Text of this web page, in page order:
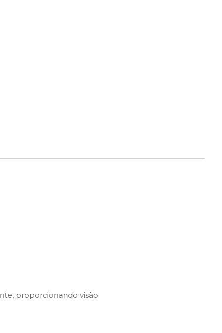
proporcionando visão